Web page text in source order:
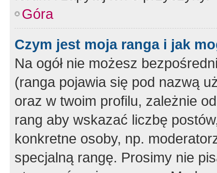
Góra
Czym jest moja ranga i jak
Na ogół nie możesz
(ranga pojawia się pod nazwą
oraz w twoim profilu, zależnie
rang aby wskazać liczbę
konkretne osoby, np.
specjalną rangę. Prosimy nie